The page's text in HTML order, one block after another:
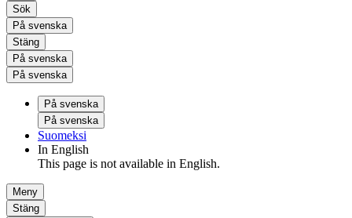
Sök
På svenska
Stäng
På svenska
På svenska
På svenska
På svenska
Suomeksi
In English
This page is not available in English.
Meny
Stäng